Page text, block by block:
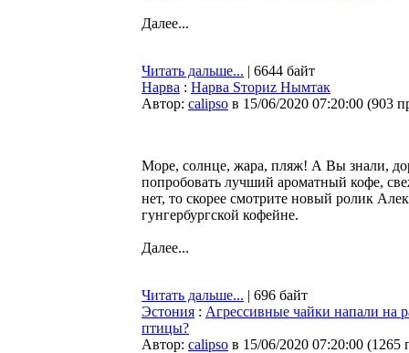
Далее...
Читать дальше... | 6644 байт
Нарва : Нарва Sториz Нымтак
Автор: calipso в 15/06/2020 07:20:00 (903
Море, солнце, жара, пляж! А Вы знали,
попробовать лучший ароматный кофе,
нет, то скорее смотрите новый ролик
гунгербургской кофейне.
Далее...
Читать дальше... | 696 байт
Эстония : Агрессивные чайки напали на
птицы?
Автор: calipso в 15/06/2020 07:20:00 (1265